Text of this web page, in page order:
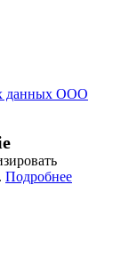
данных ООО
Подробнее